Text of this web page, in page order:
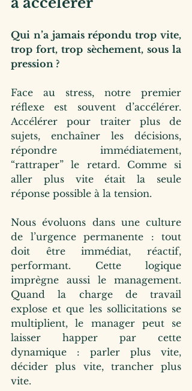
Qui n’a jamais répondu trop vite,
trop fort, trop sèchement, sous la
pression ?
Face au stress, notre premier
réflexe est souvent d’accélérer.
Accélérer pour traiter plus de
sujets, enchaîner les décisions,
répondre immédiatement,
“rattraper” le retard. Comme si
aller plus vite était la seule
réponse possible à la tension.
Nous évoluons dans une culture
de l’urgence permanente : tout
doit être immédiat, réactif,
performant. Cette logique
imprègne aussi le management.
Quand la charge de travail
explose et que les sollicitations se
multiplient, le manager peut se
laisser happer par cette
dynamique : parler plus vite,
décider plus vite, trancher plus
vite.